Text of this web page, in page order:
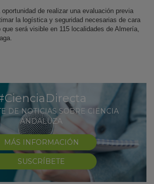
de realizar una evaluación previa
la logística y seguridad necesarias de cara
será visible en 115 localidades de Almería,
DE NOTICIAS SOBRE CIENCIA
ANDALUZA
MÁS INFORMACIÓN
SUSCRÍBETE